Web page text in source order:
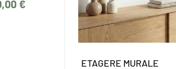
€
ETAGERE MURALE